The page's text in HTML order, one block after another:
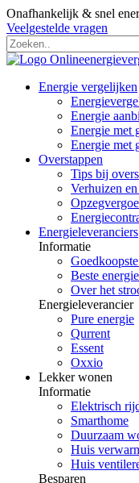
Onafhankelijk & snel
Veelgestelde vragen
Energie vergelijken
Energie
Energie met
Energie met
Overstappen
Tips bij
Verhuizen
Energieleveranciers
Informatie
Beste
Over het
Energieleverancier
Pure energie
Qurrent
Essent
Oxxio
Lekker wonen
Informatie
Elektrisch
Smarthome
Duurzaam
Huis
Huis
Besparen